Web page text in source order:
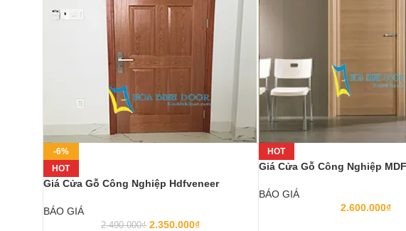
-6%
HOT
Giá Cửa Gỗ Công Nghiệp Hdfveneer
BÁO GIÁ
2.490.000₫ 2.350.000₫
HOT
Giá Cửa Gỗ Công Nghiệp
BÁO GIÁ
2.600.000₫